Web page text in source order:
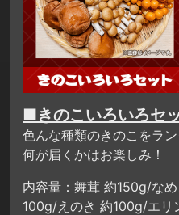
■きのこいろいろセ
色んな種類のきのこをラ
何が届くかはお楽しみ！
内容量：舞茸 約150g/な
100g/えのき 約100g/エリ